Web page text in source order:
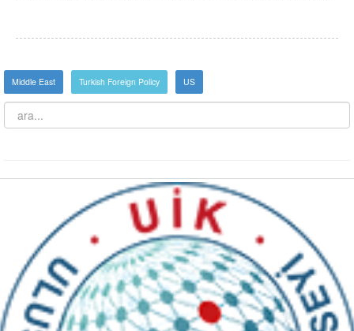
Middle East Turkish Foreign Policy US